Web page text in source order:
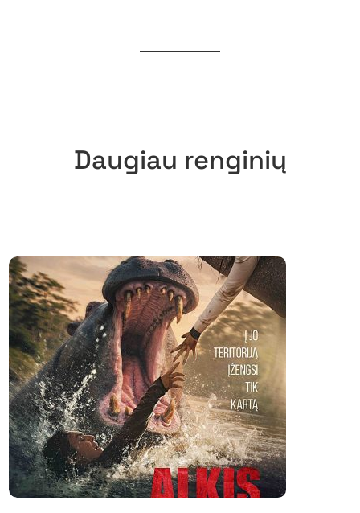
Daugiau renginių